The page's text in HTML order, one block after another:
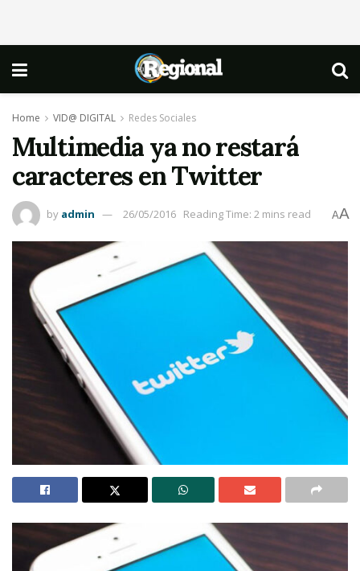
Home VID@ DIGITAL Redes Sociales
Multimedia ya no restará
caracteres en Twitter
by admin 26/05/2016 Reading Time: 2 mins read AA